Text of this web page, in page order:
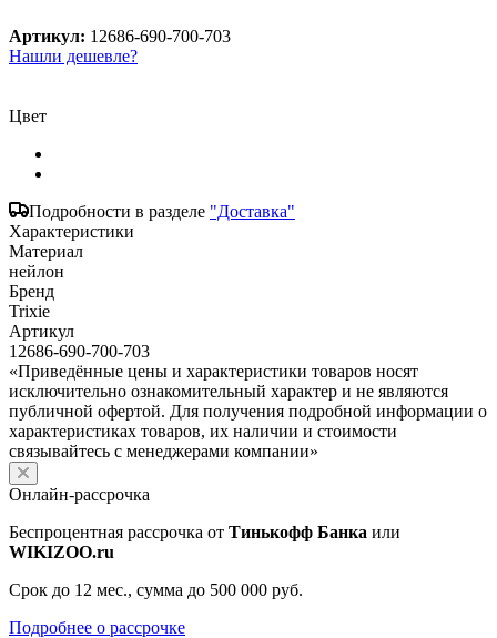
Артикул: 12686-690-700-703
Нашли дешевле?
Цвет
Подробности в разделе "Доставка"
Характеристики
Материал
нейлон
Бренд
Trixie
Артикул
12686-690-700-703
«Приведённые цены и характеристики товаров носят
исключительно ознакомительный характер и не являются
публичной офертой. Для получения подробной информации о
характеристиках товаров, их наличии и стоимости
связывайтесь с менеджерами компании»
Онлайн-рассрочка
Беспроцентная рассрочка от Тинькофф Банка или
WIKIZOO.ru
Срок до 12 мес., сумма до 500 000 руб.
Подробнее о рассрочке